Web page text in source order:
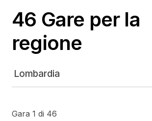
Sanità
46 Gare per la
regione
Gara 1 di 46